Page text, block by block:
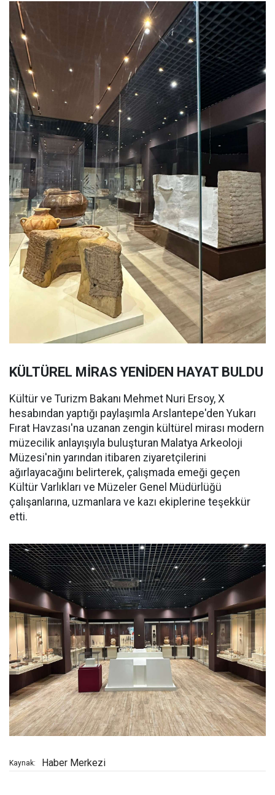
KÜLTÜREL MİRAS YENİDEN HAYAT BULDU
Kültür ve Turizm Bakanı Mehmet Nuri Ersoy, X
hesabından yaptığı paylaşımla Arslantepe'den Yukarı
Fırat Havzası'na uzanan zengin kültürel mirası modern
müzecilik anlayışıyla buluşturan Malatya Arkeoloji
Müzesi'nin yarından itibaren ziyaretçilerini
ağırlayacağını belirterek, çalışmada emeği geçen
Kültür Varlıkları ve Müzeler Genel Müdürlüğü
çalışanlarına, uzmanlara ve kazı ekiplerine teşekkür
etti.
Kaynak: Haber Merkezi